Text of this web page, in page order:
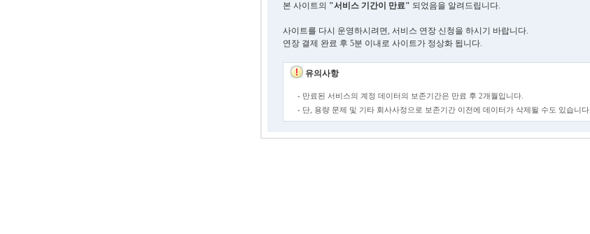
본 사이트의 "서비스 기간이 만료" 되었음을 알려드립니다.
사이트를 다시 운영하시려면, 서비스 연장 신청을 하시기 바랍니다.
연장 결제 완료 후 5분 이내로 사이트가 정상화 됩니다.
유의사항
- 만료된 서비스의 계정 데이터의 보존기간은 만료 후 2개월입니다.
- 단, 용량 문제 및 기타 회사사정으로 보존기간 이전에 데이터가 삭제될 수도 있습니다.